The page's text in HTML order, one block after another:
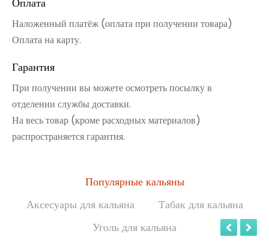
Наложенный платёж (оплата при получении товара)
Оплата на карту.
Гарантия
При получении вы можете осмотреть посылку в
отделении службы доставки.
На весь товар (кроме расходных материалов)
распространяется гарантия.
Популярные кальяны
Аксесуары для кальяна
Табак для кальяна
Уголь для кальяна